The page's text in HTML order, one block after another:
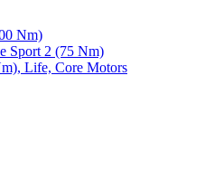
Nm)
Sport 2 (75 Nm)
Life, Core Motors